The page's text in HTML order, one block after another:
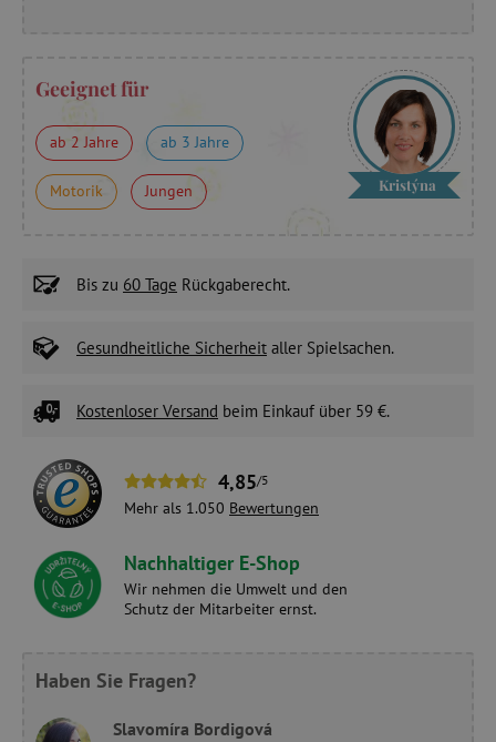
Geeignet für
ab 2 Jahre ab 3 Jahre
Motorik Jungen Kristýna
Bis zu 60 Tage Rückgaberecht.
Gesundheitliche Sicherheit aller Spielsachen.
Kostenloser Versand beim Einkauf über 59 €.
4,85/5
Mehr als 1.050 Bewertungen
Nachhaltiger E-Shop
Wir nehmen die Umwelt und den
Schutz der Mitarbeiter ernst.
Haben Sie Fragen?
Slavomíra Bordigová